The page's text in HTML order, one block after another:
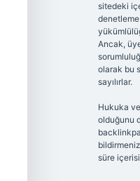
sitedeki
Ancak,
olarak bu
sayılırlar.
Hukuka
olduğunu
süre